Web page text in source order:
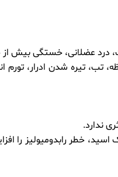
درد عضلانی، خستگی بیش
تیره شدن ادرار، تورم
خطر رابدومیولیز را